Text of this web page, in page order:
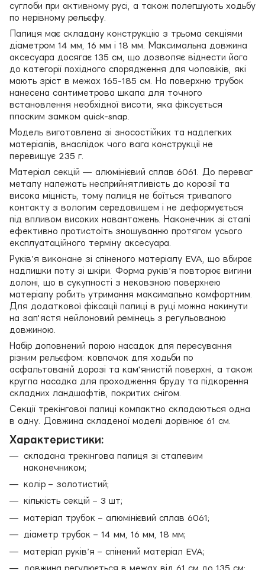
суглоби при активному русі, а також полегшують ходьбу
по нерівному рельєфу.
Палиця має складану конструкцію з трьома секціями
діаметром 14 мм, 16 мм і 18 мм. Максимальна довжина
аксесуара досягає 135 см, що дозволяє віднести його
до категорії похідного спорядження для чоловіків, які
мають зріст в межах 165-185 см. На поверхню трубок
нанесена сантиметрова шкала для точного
встановлення необхідної висоти, яка фіксується
плоским замком quick-snap.
Модель виготовлена зі зносостійких та надлегких
матеріалів, внаслідок чого вага конструкції не
перевищує 235 г.
Матеріал секцій — алюмінієвий сплав 6061. До переваг
металу належать несприйнятливість до корозії та
висока міцність, тому палиця не боїться тривалого
контакту з вологим середовищем і не деформується
під впливом високих навантажень. Наконечник зі сталі
ефективно протистоїть зношуванню протягом усього
експлуатаційного терміну аксесуара.
Руківʼя виконане зі спіненого матеріалу EVA, що вбирає
надлишки поту зі шкіри. Форма руківʼя повторює вигини
долоні, що в сукупності з нековзною поверхнею
матеріалу робить утримання максимально комфортним.
Для додаткової фіксації палиці в руці можна накинути
на зап'ястя нейлоновий ремінець з регульованою
довжиною.
Набір доповнений парою насадок для пересування
різним рельєфом: ковпачок для ходьби по
асфальтованій дорозі та кам'янистій поверхні, а також
кругла насадка для проходження бруду та підкорення
складних ландшафтів, покритих снігом.
Секції трекінгової палиці компактно складаються одна
в одну. Довжина складеної моделі дорівнює 61 см.
Характеристики:
складана трекінгова палиця зі сталевим
наконечником;
колір – золотистий;
кількість секцій – 3 шт;
матеріал трубок – алюмінієвий сплав 6061;
діаметр трубок – 14 мм, 16 мм, 18 мм;
матеріал руківʼя – спінений матеріал EVA;
довжина регулюється в межах від 61 см до 135 см;